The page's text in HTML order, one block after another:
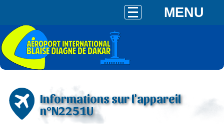
MENU
Informations sur l'appareil
n°N2251U